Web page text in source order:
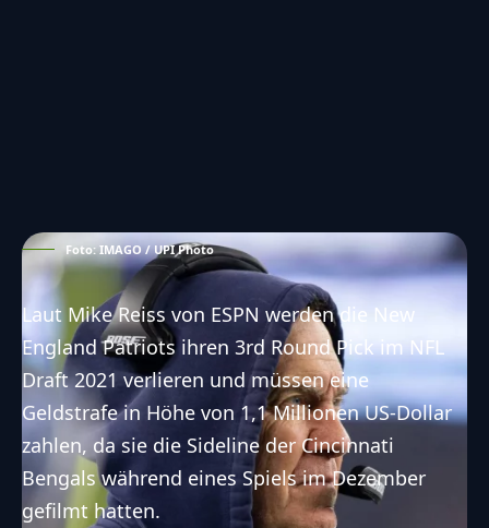
Foto: IMAGO / UPI Photo
Laut Mike Reiss von ESPN werden die New
England Patriots ihren 3rd Round Pick im NFL
Draft 2021 verlieren und müssen eine
Geldstrafe in Höhe von 1,1 Millionen US-Dollar
zahlen, da sie die Sideline der Cincinnati
Bengals während eines Spiels im Dezember
gefilmt hatten.